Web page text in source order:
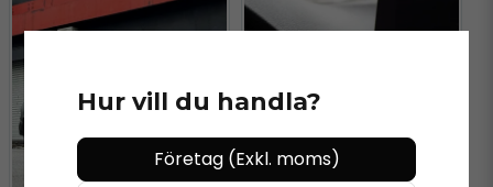
Hur vill du handla?
Företag (Exkl. moms)